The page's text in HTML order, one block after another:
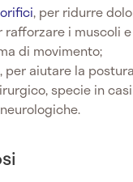
, per ridurre
i muscoli
di movimento;
, per aiutare la
specie in